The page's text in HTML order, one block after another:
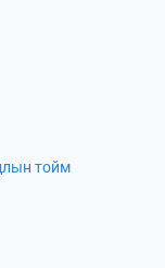
тойм